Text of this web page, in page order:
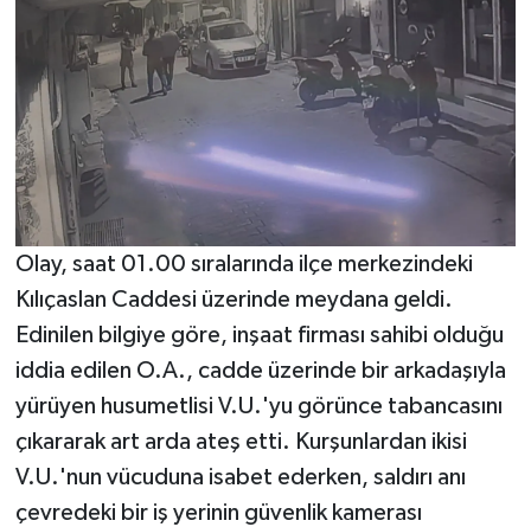
Olay, saat 01.00 sıralarında ilçe merkezindeki
Kılıçaslan Caddesi üzerinde meydana geldi.
Edinilen bilgiye göre, inşaat firması sahibi olduğu
iddia edilen O.A., cadde üzerinde bir arkadaşıyla
yürüyen husumetlisi V.U.'yu görünce tabancasını
çıkararak art arda ateş etti. Kurşunlardan ikisi
V.U.'nun vücuduna isabet ederken, saldırı anı
çevredeki bir iş yerinin güvenlik kamerası